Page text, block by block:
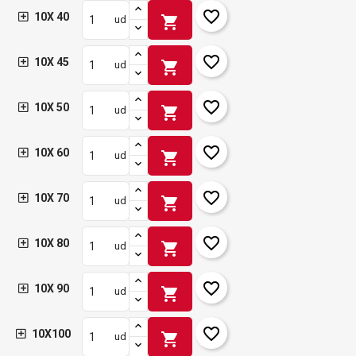
10X 40 ud shopping_cart favorite_border
10X 45 ud shopping_cart favorite_border
10X 50 ud shopping_cart favorite_border
10X 60 ud shopping_cart favorite_border
10X 70 ud shopping_cart favorite_border
10X 80 ud shopping_cart favorite_border
10X 90 ud shopping_cart favorite_border
10X100 ud shopping_cart favorite_border